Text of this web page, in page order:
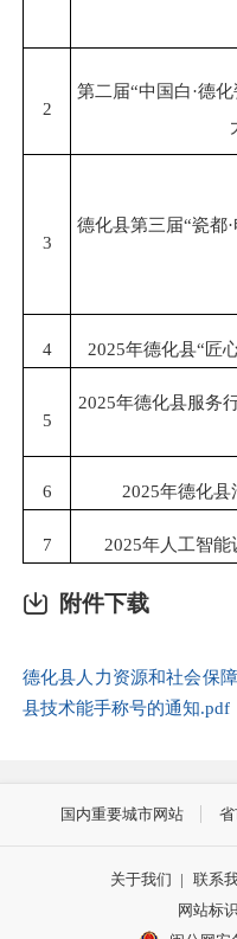
2
第二届“中国白·德
3
德化县第三届“瓷都
4 2025年德化县“匠
5
2025年德化县服务
6 2025年德化
7 2025年人工智
附件下载
德化县人力资源和社会保
县技术能手称号的通知.pdf
国内重要城市网站
关于我们 | 联系
网站标